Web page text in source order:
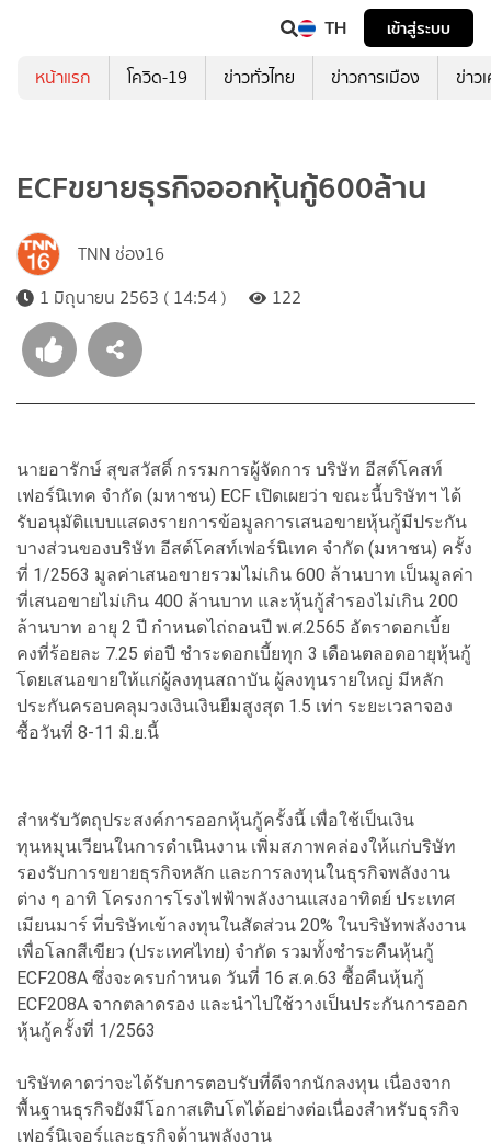
TH
เข้าสู่ระบบ
หน้าแรก
โควิด-19 ข่าวทั่วไทย ข่าวการเมือง ข่าว
ECFขยายธุรกิจออกหุ้นกู้600ล้าน
TNN ช่อง16
1 มิถุนายน 2563 ( 14:54 )
122
นายอารักษ์ สุขสวัสดิ์ กรรมการผู้จัดการ บริษัท อีสต์โคสท์
เฟอร์นิเทค จำกัด (มหาชน) ECF เปิดเผยว่า ขณะนี้บริษัทฯ ได้
รับอนุมัติแบบแสดงรายการข้อมูลการเสนอขายหุ้นกู้มีประกัน
บางส่วนของบริษัท อีสต์โคสท์เฟอร์นิเทค จำกัด (มหาชน) ครั้ง
ที่ 1/2563 มูลค่าเสนอขายรวมไม่เกิน 600 ล้านบาท เป็นมูลค่า
ที่เสนอขายไม่เกิน 400 ล้านบาท และหุ้นกู้สำรองไม่เกิน 200
ล้านบาท อายุ 2 ปี กำหนดไถ่ถอนปี พ.ศ.2565 อัตราดอกเบี้ย
คงที่ร้อยละ 7.25 ต่อปี ชำระดอกเบี้ยทุก 3 เดือนตลอดอายุหุ้นกู้
โดยเสนอขายให้แก่ผู้ลงทุนสถาบัน ผู้ลงทุนรายใหญ่ มีหลัก
ประกันครอบคลุมวงเงินเงินยืมสูงสุด 1.5 เท่า ระยะเวลาจอง
ซื้อวันที่ 8-11 มิ.ย.นี้
สำหรับวัตถุประสงค์การออกหุ้นกู้ครั้งนี้ เพื่อใช้เป็นเงิน
ทุนหมุนเวียนในการดำเนินงาน เพิ่มสภาพคล่องให้แก่บริษัท
รองรับการขยายธุรกิจหลัก และการลงทุนในธุรกิจพลังงาน
ต่าง ๆ อาทิ โครงการโรงไฟฟ้าพลังงานแสงอาทิตย์ ประเทศ
เมียนมาร์ ที่บริษัทเข้าลงทุนในสัดส่วน 20% ในบริษัทพลังงาน
เพื่อโลกสีเขียว (ประเทศไทย) จำกัด รวมทั้งชำระคืนหุ้นกู้
ECF208A ซึ่งจะครบกำหนด วันที่ 16 ส.ค.63 ซื้อคืนหุ้นกู้
ECF208A จากตลาดรอง และนำไปใช้วางเป็นประกันการออก
หุ้นกู้ครั้งที่ 1/2563
บริษัทคาดว่าจะได้รับการตอบรับที่ดีจากนักลงทุน เนื่องจาก
พื้นฐานธุรกิจยังมีโอกาสเติบโตได้อย่างต่อเนื่องสำหรับธุรกิจ
เฟอร์นิเจอร์และธุรกิจด้านพลังงาน